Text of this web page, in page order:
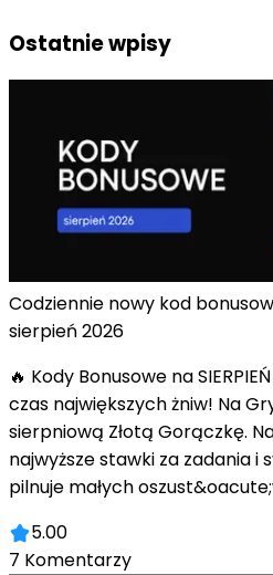
Ostatnie wpisy
Codziennie nowy kod
sierpień 2026
🔥 Kody Bonusowe na
czas największych żniw! Na
sierpniową Złotą Gorączkę.
najwyższe stawki za zadania
pilnuje małych
5.00
7 Komentarzy